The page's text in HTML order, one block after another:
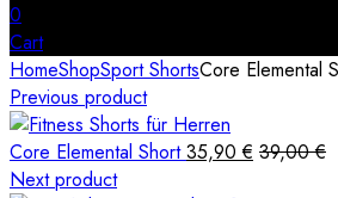
0
Cart
HomeShopSport ShortsCore Elemental
Previous product
Core Elemental Short35,90€ 39,00€
Next product